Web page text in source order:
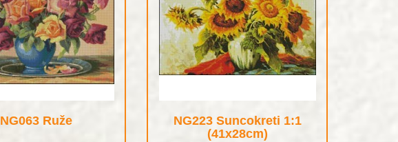
NG063 Ruže
NG223 Suncokreti 1:1
(41x28cm)